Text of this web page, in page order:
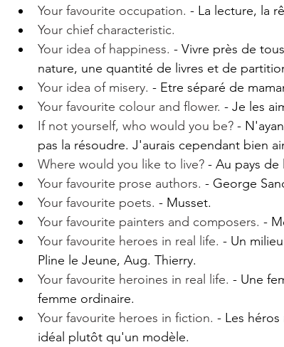
Your favourite occupation. - La lecture, la
Your chief characteristic.
Your idea of happiness. - Vivre près de
nature, une quantité de livres et de
Your idea of misery. - Etre séparé de
Your favourite colour and flower. - Je les
If not yourself, who would you be? -
pas la résoudre. J'aurais cependant bien
Where would you like to live? - Au pays
Your favourite prose authors. - George
Your favourite poets. - Musset.
Your favourite painters and composers. -
Your favourite heroes in real life. - Un
Pline le Jeune, Aug. Thierry.
Your favourite heroines in real life. - Une
femme ordinaire.
Your favourite heroes in fiction. - Les
idéal plutôt qu'un modèle.